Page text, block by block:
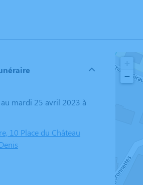
10 Place du Château
−